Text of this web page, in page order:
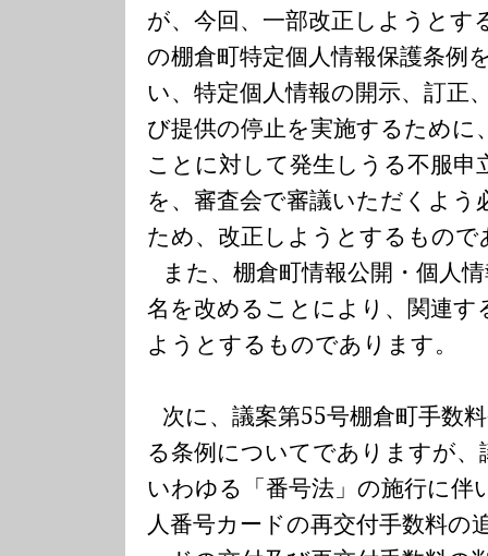
が、今回、一部改正しようとす
の棚倉町特定個人情報保護条例
い、特定個人情報の開示、訂正
び提供の停止を実施するために
ことに対して発生しうる不服申
を、審査会で審議いただくよう
ため、改正しようとするもので
また、棚倉町情報公開・個人
名を改めることにより、関連す
ようとするものであります。
次に、議案第55号棚倉町手数
る条例についてでありますが、
いわゆる「番号法」の施行に伴
人番号カードの再交付手数料の